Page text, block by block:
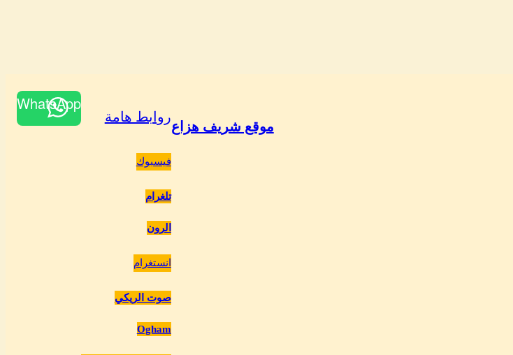
موقع شريف هزاع
روابط هامة
فيسبوك
تلغرام
الرون
انستغرام
صوت الريكي
Ogham
WhatsApp